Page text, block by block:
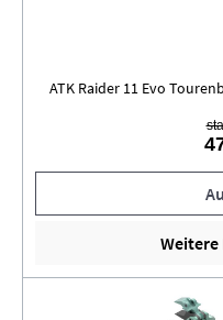
ATK Raider 11 Evo